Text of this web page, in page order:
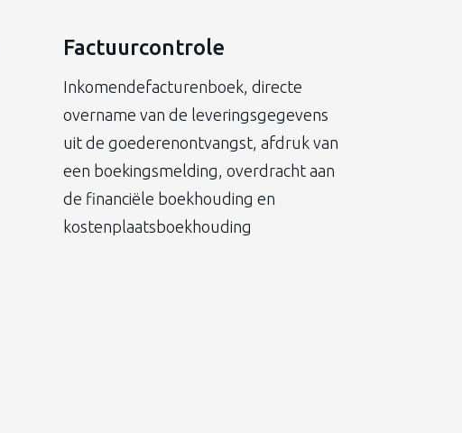
Factuurcontrole
Inkomendefacturenboek, directe
overname van de leveringsgegevens
uit de goederenontvangst, afdruk van
een boekingsmelding, overdracht aan
de financiële boekhouding en
kostenplaatsboekhouding